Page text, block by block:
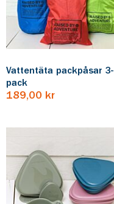
Vattentäta packpåsar 3-
pack
189,00 kr